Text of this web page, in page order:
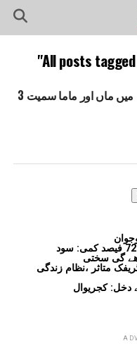
All posts
نوجوان کے قتل معاملہ میں ماں اور ماما سمیت 3
متاثر ،نظام زندگی
دخل: کجریوال